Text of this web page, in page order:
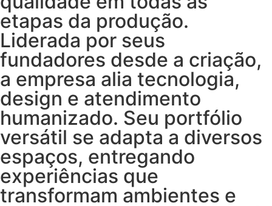
etapas da produção.
Liderada por seus
fundadores desde a criação,
a empresa alia tecnologia,
design e atendimento
humanizado. Seu portfólio
versátil se adapta a diversos
espaços, entregando
experiências que
transformam ambientes e